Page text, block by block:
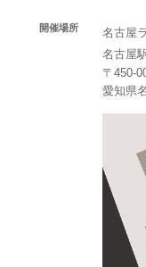
開催場所
名古屋
名古屋
〒450-
愛知県